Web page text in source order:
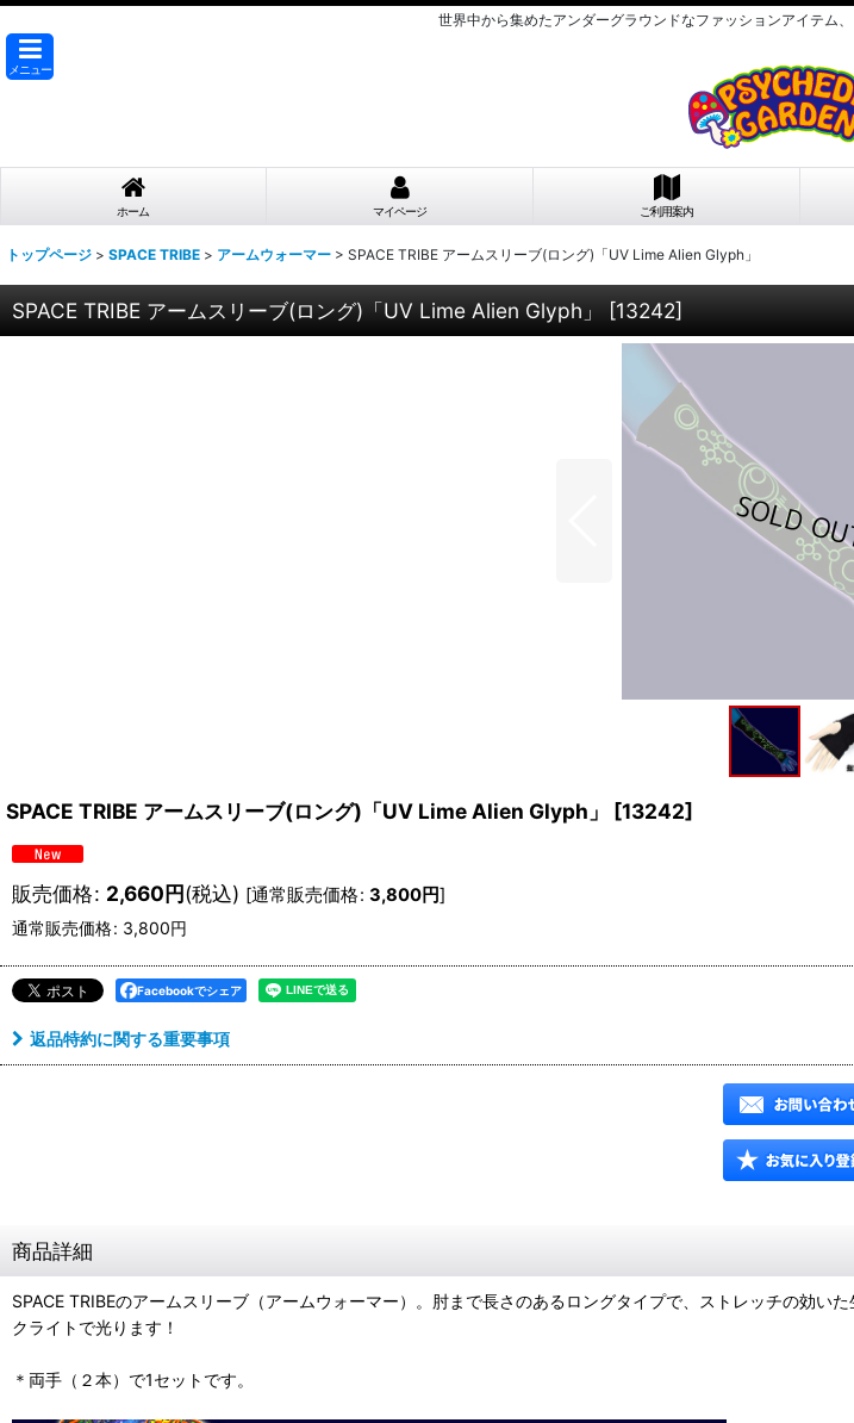
世界中から集めたアンダーグラウンドなファッションアイテム
メニュー
ホーム マイページ ご利用案内
トップページ > SPACE TRIBE > アームウォーマー > SPACE TRIBE アームスリーブ(ロング)「UV Lime Alien Glyph」
SPACE TRIBE アームスリーブ(ロング)「UV Lime Alien Glyph」 [13242]
SPACE TRIBE アームスリーブ(ロング)「UV Lime Alien Glyph」 [13242]
販売価格: 2,660円(税込) [通常販売価格: 3,800円]
通常販売価格: 3,800円
Facebookでシェア
返品特約に関する重要事項
商品詳細
SPACE TRIBEのアームスリーブ（アームウォーマー）。肘まで長さのあるロングタイプで、ストレッチの効
クライトで光ります！
＊両手（２本）で1セットです。